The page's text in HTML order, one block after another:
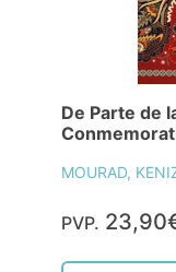
De Parte de
MOURAD,
PVP.